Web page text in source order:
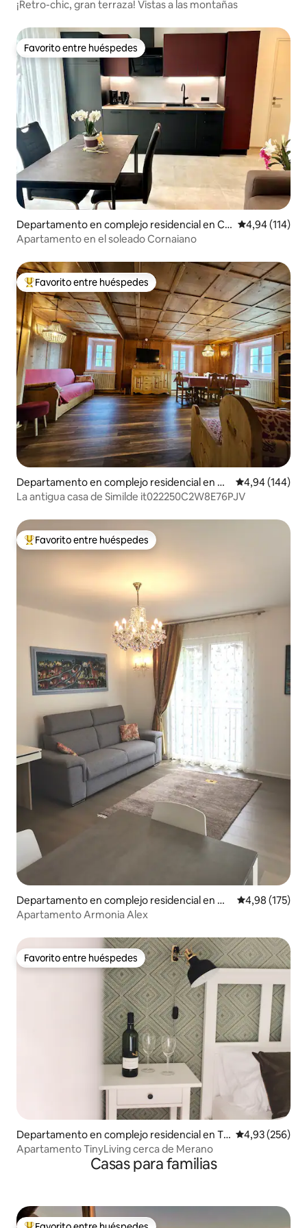
is
¡Retro-chic, gran terraza! Vistas a las montañas
Favorito entre huéspedes
Favorito entre huéspedes
Departamento en complejo residencial en Co
rnaiano
Calificación
4,94 (114)
Apartamento en el soleado Cornaiano
Favorito entre los huéspedes más destacados
Favorito entre huéspedes
Departamento en complejo residencial en Pe
ra
Calificación
4,94 (144)
La antigua casa de Similde it022250C2W8E76PJV
Favorito entre los huéspedes más destacados
Favorito entre huéspedes
Departamento en complejo residencial en M
erano
Calificación
4,98 (175)
Apartamento Armonia Alex
Favorito entre huéspedes
Favorito entre huéspedes
Departamento en complejo residencial en Ts
cherms
Calificación
4,93 (256)
Apartamento TinyLiving cerca de Merano
Casas para familias